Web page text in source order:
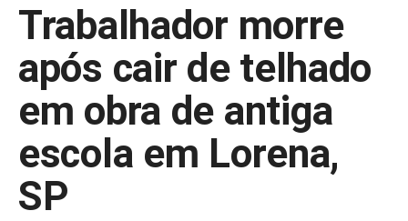
Trabalhador morre
após cair de telhado
em obra de antiga
escola em Lorena,
SP